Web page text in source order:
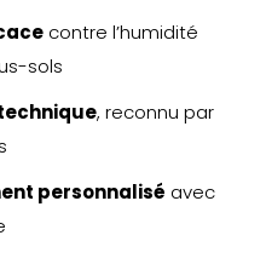
contre l’humidité
sols
, reconnu par
personnalisé avec